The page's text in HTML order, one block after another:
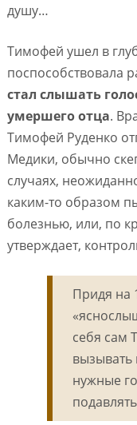
душу…
Тимофей ушел в
поспособствовала
стал слышать
умершего отца.
Тимофей Руденко
Медики, обычно
случаях,
каким-то образом
болезнью, или, по
утверждает,
Придя на
себя сам
вызывать
нужные